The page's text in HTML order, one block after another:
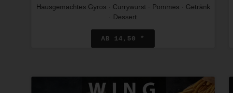
Hausgemachtes Gyros · Currywurst · Pommes · Getränk
· Dessert
AB 14,50 *